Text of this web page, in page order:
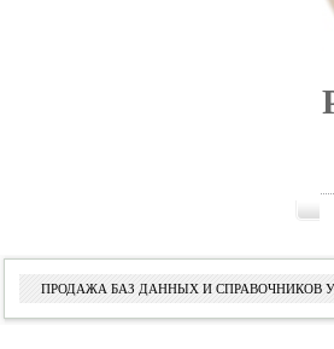
ПРОДАЖА БАЗ ДАННЫХ И СПРАВОЧНИКОВ